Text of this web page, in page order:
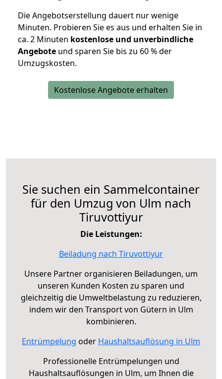
Die Angebotserstellung dauert nur wenige
Minuten. Probieren Sie es aus und erhalten Sie in
ca. 2 Minuten kostenlose und unverbindliche
Angebote und sparen Sie bis zu 60 % der
Umzugskosten.
Kostenlose Angebote erhalten
Sie suchen ein Sammelcontainer
für den Umzug von Ulm nach
Tiruvottiyur
Die Leistungen:
Beiladung nach Tiruvottiyur
Unsere Partner organisieren Beiladungen, um
unseren Kunden Kosten zu sparen und
gleichzeitig die Umweltbelastung zu reduzieren,
indem wir den Transport von Gütern in Ulm
kombinieren.
Entrümpelung oder Haushaltsauflösung in Ulm
Professionelle Entrümpelungen und
Haushaltsauflösungen in Ulm, um Ihnen die